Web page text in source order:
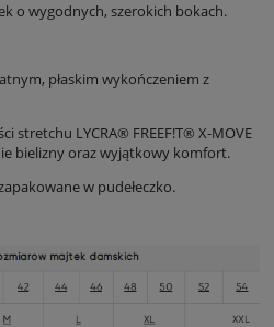
o wygodnych, szerokich bokach.
płaskim wykończeniem z
stretchu LYCRA® FREEF!T® X-MOVE
bielizny oraz wyjątkowy komfort.
w pudełeczko.